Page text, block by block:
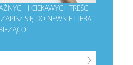
I CIEKAWYCH TREŚCI
ZAPISZ SIĘ DO NEWSLETTERA